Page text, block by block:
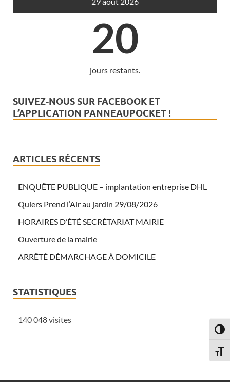
20
jours restants.
SUIVEZ-NOUS SUR FACEBOOK ET
L’APPLICATION PANNEAUPOCKET !
ARTICLES RÉCENTS
ENQUÊTE PUBLIQUE – implantation entreprise DHL
Quiers Prend l’Air au jardin 29/08/2026
HORAIRES D’ÉTÉ SECRÉTARIAT MAIRIE
Ouverture de la mairie
ARRÊTÉ DÉMARCHAGE À DOMICILE
STATISTIQUES
140 048 visites